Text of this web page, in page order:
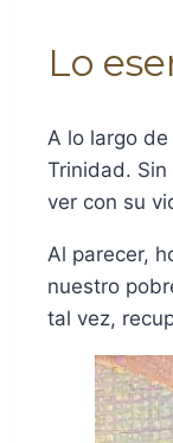
Lo
A lo largo
Trinidad.
ver con su
Al parecer,
nuestro
tal vez,